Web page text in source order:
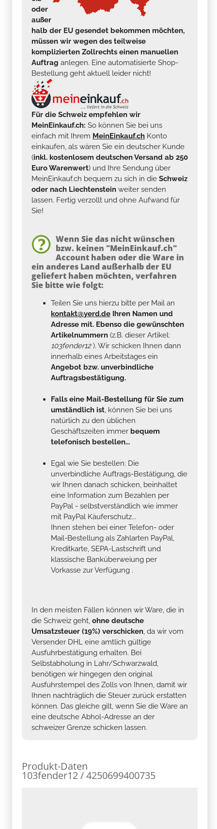
oder
außer
halb der EU gesendet bekommen möchten,
müssen wir wegen des teilweise
komplizierten Zollrechts einen manuellen
Auftrag anlegen. Eine automatisierte Shop-
Bestellung geht aktuell leider nicht!
Für die Schweiz empfehlen wir
MeinEinkauf.ch: So können Sie bei uns
einfach mit Ihrem MeinEinkauf.ch Konto
einkaufen, als wären Sie ein deutscher Kunde
(inkl. kostenlosem deutschen Versand ab 250
Euro Warenwert) und Ihre Sendung über
MeinEinkauf.ch bequem zu sich in die Schweiz
oder nach Liechtenstein weiter senden
lassen. Fertig verzollt und ohne Aufwand für
Sie!
Wenn Sie das nicht wünschen
bzw. keinen "MeinEinkauf.ch"
Account haben oder die Ware in
ein anderes Land außerhalb der EU
geliefert haben möchten, verfahren
Sie bitte wie folgt:
Teilen Sie uns hierzu bitte per Mail an
kontakt@yerd.de Ihren Namen und
Adresse mit. Ebenso die gewünschten
Artikelnummern (z.B. dieser Artikel:
103fender12). Wir schicken Ihnen dann
innerhalb eines Arbeitstages ein
Angebot bzw. unverbindliche
Auftragsbestätigung.
Falls eine Mail-Bestellung für Sie zum
umständlich ist, können Sie bei uns
natürlich zu den üblichen
Geschäftszeiten immer bequem
telefonisch bestellen...
Egal wie Sie bestellen: Die
unverbindliche Auftrags-Bestätigung, die
wir Ihnen danach schicken, beinhaltet
eine Information zum Bezahlen per
PayPal - selbstverständlich wie immer
mit PayPal Käuferschutz...
Ihnen stehen bei einer Telefon- oder
Mail-Bestellung als Zahlarten PayPal,
Kreditkarte, SEPA-Lastschrift und
klassische Banküberweiung per
Vorkasse zur Verfügung .
In den meisten Fällen können wir Ware, die in
die Schweiz geht, ohne deutsche
Umsatzsteuer (19%) verschicken, da wir vom
Versender DHL eine amtlich gültige
Ausfuhrbestätigung erhalten. Bei
Selbstabholung in Lahr/Schwarzwald,
benötigen wir hingegen den original
Ausfuhrstempel des Zolls von Ihnen, damit wir
Ihnen nachträglich die Steuer zurück erstatten
können. Das gleiche gilt, wenn Sie die Ware an
eine deutsche Abhol-Adresse an der
schweizer Grenze schicken lassen.
Produkt-Daten
103fender12 / 4250699400735